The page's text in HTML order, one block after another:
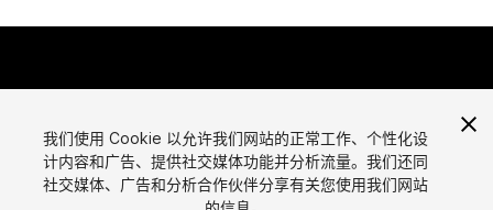
语言
通过Unity出售资源
我们使用 Cookie 以允许我们网站的正常工作、个性化设
计内容和广告、提供社交媒体功能并分析流量。我们还同
社交媒体、广告和分析合作伙伴分享有关您使用我们网站